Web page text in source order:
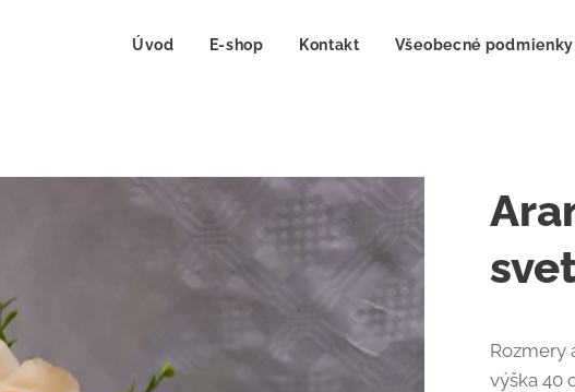
Úvod E-shop Kontakt Všeobecné podmienky
Rozmery
výška 40